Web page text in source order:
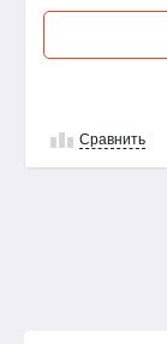
Сравнить